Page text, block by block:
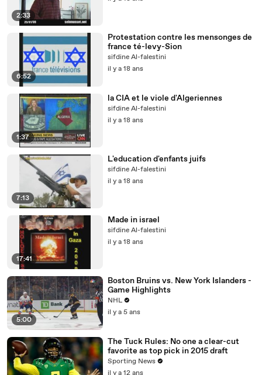
2:33
6:52
Protestation contre les mensonges de
france té-levy-Sion
sifdine Al-falestini
il y a 18 ans
1:37
la CIA et le viole d'Algeriennes
sifdine Al-falestini
il y a 18 ans
7:13
L'education d'enfants juifs
sifdine Al-falestini
il y a 18 ans
17:41
Made in israel
sifdine Al-falestini
il y a 18 ans
5:00
Boston Bruins vs. New York Islanders -
Game Highlights
NHL
il y a 5 ans
The Tuck Rules: No one a clear-cut
favorite as top pick in 2015 draft
Sporting News